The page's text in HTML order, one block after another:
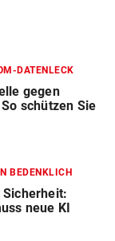
DATENLECK
gegen
schützen Sie
BEDENKLICH
neue KI